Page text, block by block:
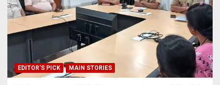
EDITOR'S PICK MAIN STORIES